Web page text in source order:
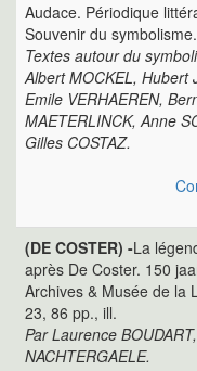
Audace. Périodique
Souvenir du
Textes autour du
Albert MOCKEL, Hubert
Emile VERHAEREN,
MAETERLINCK, Anne
Gilles COSTAZ.
(DE COSTER) -La
après De Coster. 150
Archives & Musée de la
23, 86 pp., ill.
Par Laurence
NACHTERGAELE.